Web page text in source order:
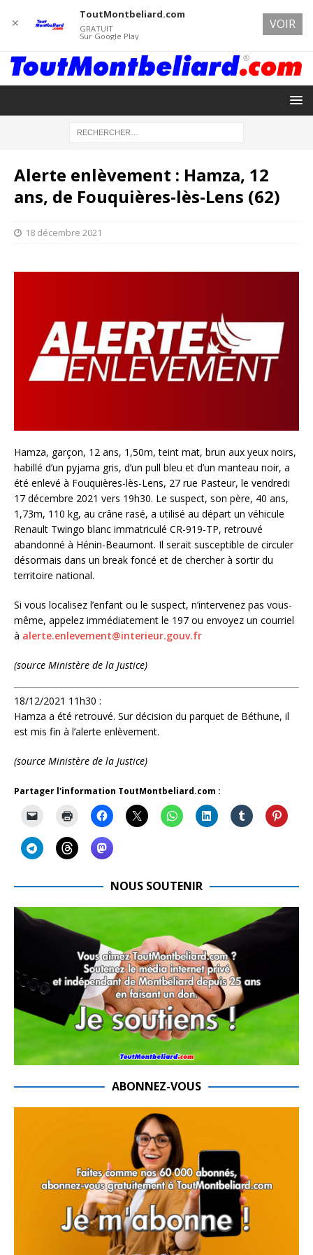
Alerte enlèvement : Hamza, 12
ans, de Fouquières-lès-Lens (62)
18 décembre 2021
Hamza, garçon, 12 ans, 1,50m, teint mat, brun aux yeux noirs,
habillé d’un pyjama gris, d’un pull bleu et d’un manteau noir, a
été enlevé à Fouquières-lès-Lens, 27 rue Pasteur, le vendredi
17 décembre 2021 vers 19h30. Le suspect, son père, 40 ans,
1,73m, 110 kg, au crâne rasé, a utilisé au départ un véhicule
Renault Twingo blanc immatriculé CR-919-TP, retrouvé
abandonné à Hénin-Beaumont. Il serait susceptible de circuler
désormais dans un break foncé et de chercher à sortir du
territoire national.
Si vous localisez l’enfant ou le suspect, n’intervenez pas vous-
même, appelez immédiatement le 197 ou envoyez un courriel
à alerte.enlevement@interieur.gouv.fr
(source Ministère de la Justice)
18/12/2021 11h30 :
Hamza a été retrouvé. Sur décision du parquet de Béthune, il
est mis fin à l’alerte enlèvement.
(source Ministère de la Justice)
Partager l'information ToutMontbeliard.com :
NOUS SOUTENIR
ABONNEZ-VOUS
✕
ToutMontbeliard.com
GRATUIT
Sur Google Play
VOIR